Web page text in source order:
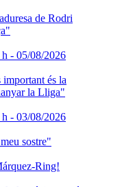
de Rodri
h - 05/08/2026
és la
la Lliga"
h - 03/08/2026
sostre"
Ring!